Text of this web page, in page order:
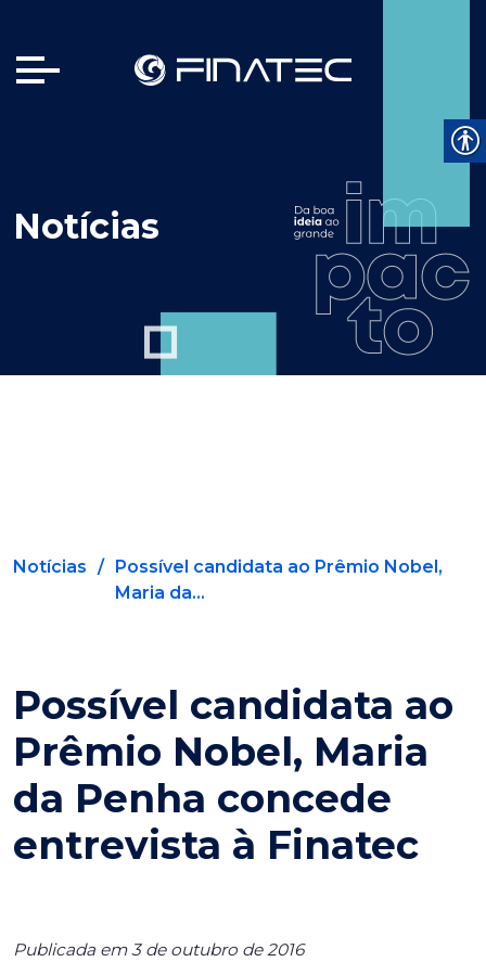
Notícias
Notícias / Possível candidata ao Prêmio Nobel,
Maria da...
Possível candidata ao
Prêmio Nobel, Maria
da Penha concede
entrevista à Finatec
Publicada em 3 de outubro de 2016